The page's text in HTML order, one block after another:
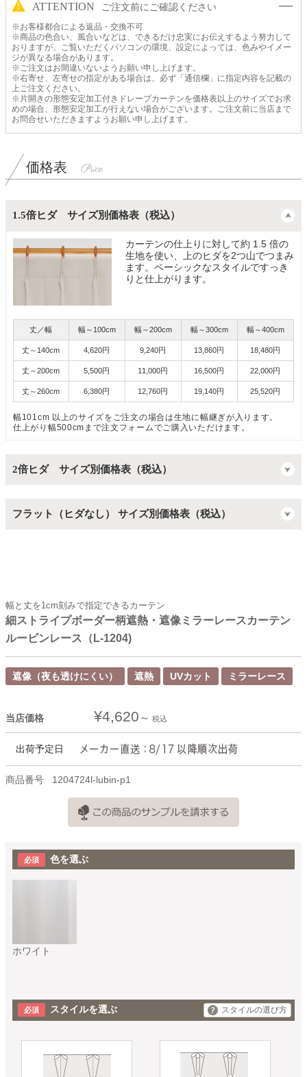
ATTENTION ご注文前にご確認ください
※お客様都合による返品・交換不可
※商品の色合い、風合いなどは、できるだけ忠実にお伝えするよう努力して
おりますが、ご覧いただくパソコンの環境、設定によっては、色みやイメー
ジが異なる場合があります。
※ご注文はお間違いないようお願い申し上げます。
※右寄せ、左寄せの指定がある場合は、必ず「通信欄」に指定内容を記載の
上ご注文ください。
※片開きの形態安定加工付きドレープカーテンを価格表以上のサイズでお求
めの場合、形態安定加工が行えない場合がございます。ご注文前に当店まで
お問合せいただきますようお願い申し上げます。
価格表
1.5倍ヒダ サイズ別価格表（税込）
カーテンの仕上りに対して約 1.5 倍の
生地を使い、上のヒダを2つ山でつまみ
ます。ベーシックなスタイルですっき
りと仕上がります。
丈／幅
丈～140cm
丈～200cm
丈～260cm
幅～100cm
4,620円
5,500円
6,380円
幅～200cm
9,240円
11,000円
12,760円
幅～300cm
13,860円
16,500円
19,140円
幅～400cm
18,480円
22,000円
25,520円
幅101cm 以上のサイズをご注文の場合は生地に幅継ぎが入ります。
仕上がり幅500cmまで注文フォームでご購入いただけます。
2倍ヒダ サイズ別価格表（税込）
フラット（ヒダなし） サイズ別価格表（税込）
幅と丈を1cm刻みで指定できるカーテン
細ストライプボーダー柄遮熱・遮像ミラーレースカーテン
ルービンレース（L-1204)
遮像（夜も透けにくい） 遮熱 UVカット ミラーレース
当店価格 ¥4,620 税込
出荷予定日
商品番号 1204724l-lubin-p1
色を選ぶ
ホワイト
スタイルを選ぶ スタイルの選び方